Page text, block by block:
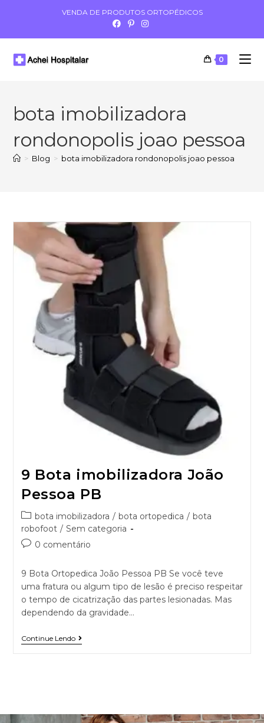
VENDA DE PRODUTOS ORTOPÉDICOS
0
bota imobilizadora
rondonopolis joao pessoa
> Blog > bota imobilizadora rondonopolis joao pessoa
9 Bota imobilizadora João
Pessoa PB
bota imobilizadora / bota ortopedica / bota
robofoot / Sem categoria
0 comentário
9 Bota Ortopedica João Pessoa PB Se você teve
uma fratura ou algum tipo de lesão é preciso respeitar
o tempo de cicatrização das partes lesionadas. Mas
dependendo da gravidade…
Continue Lendo